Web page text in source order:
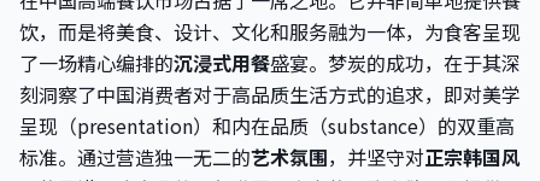
饮，而是将美食、设计、文化和服务融为一体，为食客呈现
了一场精心编排的沉浸式用餐盛宴。梦炭的成功，在于其深
刻洞察了中国消费者对于高品质生活方式的追求，即对美学
呈现（presentation）和内在品质（substance）的双重高
标准。通过营造独一无二的艺术氛围，并坚守对正宗韩国风